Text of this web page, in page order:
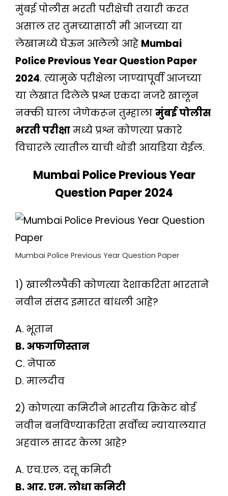
मुंबई पोलीस भरती परीक्षेची तयारी करत
असाल तर तुमच्यासाठी मी आजच्या या
लेखामध्ये घेऊन आलेलो आहे Mumbai
Police Previous Year Question Paper
2024. त्यामुळे परीक्षेला जाण्यापूर्वी आजच्या
या लेखात दिलेले प्रश्न एकदा नजरे खालून
नक्की घाला जेणेकरून तुम्हालामुंबई पोलीस
भरती परीक्षामध्ये प्रश्न कोणत्या प्रकारे
विचारले त्यातील याची थोडी आयडिया येईल.
Mumbai Police Previous Year
Question Paper 2024
Mumbai Police Previous Year Question Paper
1) खालीलपैकी कोणत्या देशाकरिता भारताने
नवीन संसद इमारत बांधली आहे?
A. भूतान
B. अफगणिस्तान
C. नेपाळ
D. मालदीव
2) कोणत्या कमिटीने भारतीय क्रिकेट बोर्ड
नवीन बनविण्याकरिता सर्वोच्च न्यायालयात
अहवाल सादर केला आहे?
A. एच.एल. दत्तू कमिटी
B. आर. एम. लोधा कमिटी